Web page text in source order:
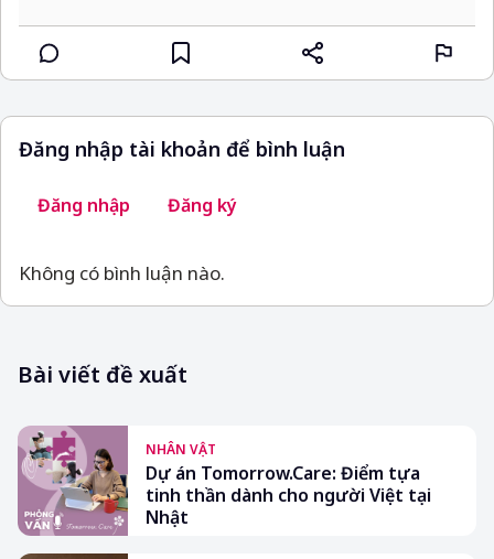
Đăng nhập tài khoản để bình luận
Đăng nhập Đăng ký
Không có bình luận nào.
Bài viết đề xuất
NHÂN VẬT
Dự án Tomorrow.Care: Điểm tựa
tinh thần dành cho người Việt tại
Nhật